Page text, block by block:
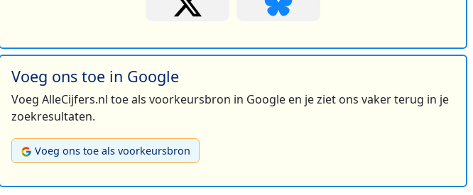
Voeg ons toe in Google
Voeg AlleCijfers.nl toe als voorkeursbron in Google en je ziet ons vaker terug in je
zoekresultaten.
Voeg ons toe als voorkeursbron